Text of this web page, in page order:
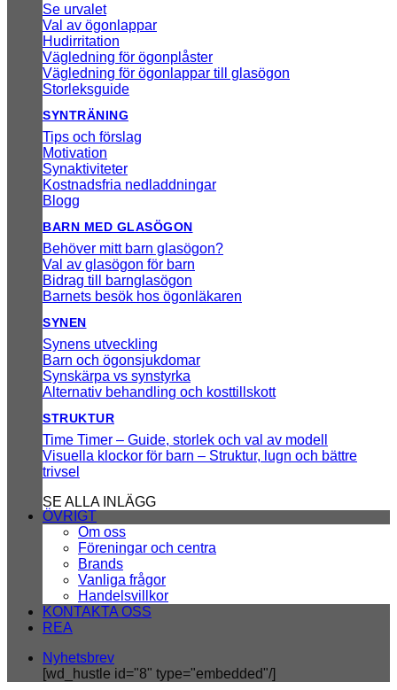
Se urvalet
Val av ögonlappar
Hudirritation
Vägledning för ögonplåster
Vägledning för ögonlappar till glasögon
Storleksguide
SYNTRÄNING
Tips och förslag
Motivation
Synaktiviteter
Kostnadsfria nedladdningar
Blogg
BARN MED GLASÖGON
Behöver mitt barn glasögon?
Val av glasögon för barn
Bidrag till barnglasögon
Barnets besök hos ögonläkaren
SYNEN
Synens utveckling
Barn och ögonsjukdomar
Synskärpa vs synstyrka
Alternativ behandling och kosttillskott
STRUKTUR
Time Timer – Guide, storlek och val av modell
Visuella klockor för barn – Struktur, lugn och bättre
trivsel
SE ALLA INLÄGG
ÖVRIGT
Om oss
Föreningar och centra
Brands
Vanliga frågor
Handelsvillkor
KONTAKTA OSS
REA
Nyhetsbrev
[wd_hustle id="8" type="embedded"/]